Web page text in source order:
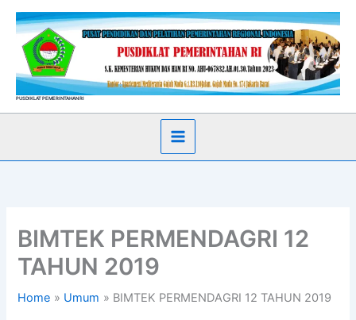
Skip
content
PUSDIKLAT PEMERINTAHAN RI
BIMTEK PERMENDAGRI 12
TAHUN 2019
Home Umum BIMTEK PERMENDAGRI 12 TAHUN 2019